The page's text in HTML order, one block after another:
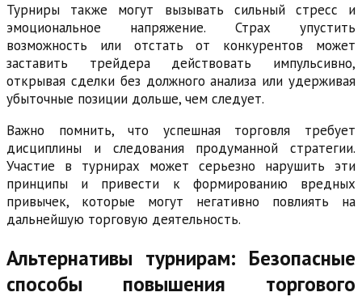
Турниры также могут вызывать сильный стресс и
эмоциональное напряжение. Страх упустить
возможность или отстать от конкурентов может
заставить трейдера действовать импульсивно,
открывая сделки без должного анализа или удерживая
убыточные позиции дольше, чем следует.
Важно помнить, что успешная торговля требует
дисциплины и следования продуманной стратегии.
Участие в турнирах может серьезно нарушить эти
принципы и привести к формированию вредных
привычек, которые могут негативно повлиять на
дальнейшую торговую деятельность.
Альтернативы турнирам: Безопасные
способы повышения торгового